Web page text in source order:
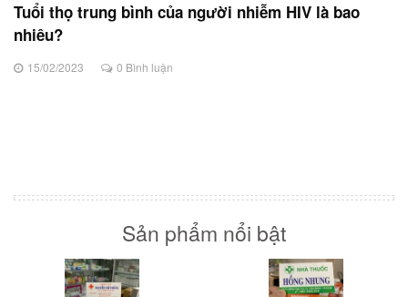
Tuổi thọ trung bình của người nhiễm HIV là bao
nhiêu?
15/02/2023 0 Bình luận
Sản phẩm nổi bật